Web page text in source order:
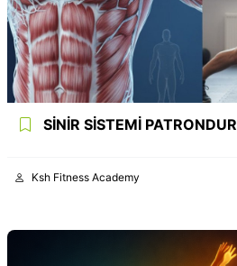
SİNİR SİSTEMİ PATRONDUR
Ksh Fitness Academy